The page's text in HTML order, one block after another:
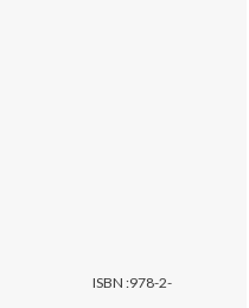
ISBN :978-2-